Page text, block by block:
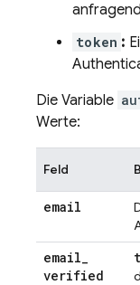
token :
Die Variable
Werte:
Feld
email
email_
verified